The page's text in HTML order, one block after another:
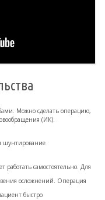
Можно сделать операцию,
(ИК).
работать самостоятельно. Для
осложнений. Операция
быстро